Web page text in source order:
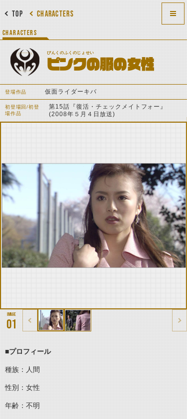
CHARACTERS
TOP
CHARACTERS
ぴんくのふくのじょせい
ピンクの服の女性
登場作品 仮面ライダーキバ
初登場回/初登
場作品
第15話『復活・チェックメイトフォー』
(2008年５月４日放送)
01
■プロフィール
種族：人間
性別：女性
年齢：不明